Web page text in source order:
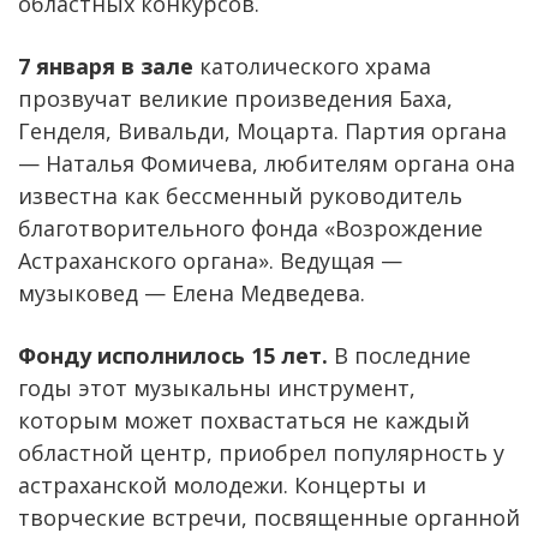
7 января в зале католического храма
прозвучат великие произведения Баха,
Генделя, Вивальди, Моцарта. Партия органа
— Наталья Фомичева, любителям органа она
известна как бессменный руководитель
благотворительного фонда «Возрождение
Астраханского органа». Ведущая —
музыковед — Елена Медведева.
Фонду исполнилось 15 лет. В последние
годы этот музыкальны инструмент,
которым может похвастаться не каждый
областной центр, приобрел популярность у
астраханской молодежи. Концерты и
творческие встречи, посвященные органной